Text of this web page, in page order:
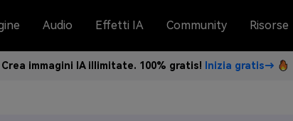
Audio Effetti IA Community Risorse
Crea immagini IA illimitate. 100% gratis! Inizia gratis→